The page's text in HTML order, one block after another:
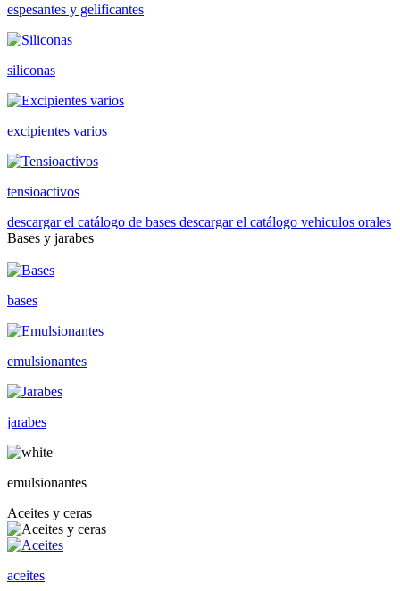
espesantes y gelificantes
siliconas
excipientes varios
tensioactivos
descargar el catálogo de bases descargar el catálogo vehiculos orales
Bases y jarabes
bases
emulsionantes
jarabes
emulsionantes
Aceites y ceras
aceites